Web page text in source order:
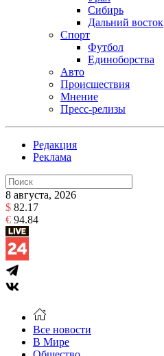
Сибирь
Дальний восток
Спорт
Футбол
Единоборства
Авто
Происшествия
Мнение
Пресс-релизы
Редакция
Реклама
8 августа, 2026
$ 82.17
€ 94.84
Все новости
В Мире